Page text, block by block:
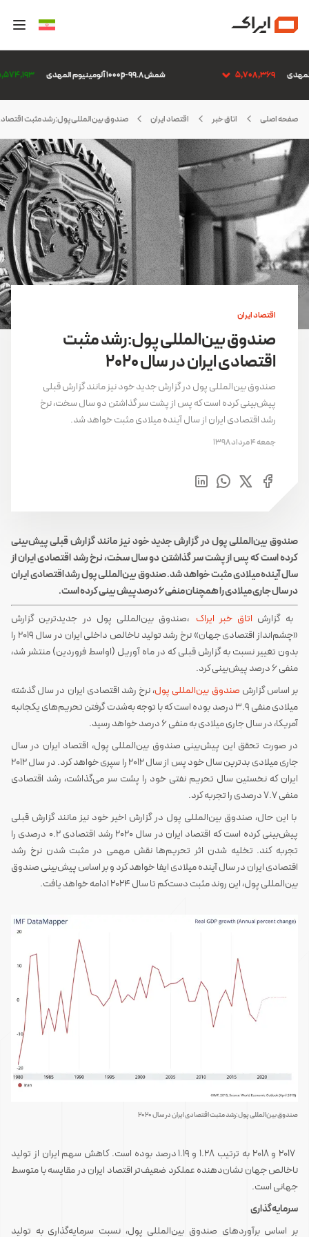
شمش 1000p-99.8 آلومینیوم المهدی 5,574,193 5,708,369
صفحه اصلی اتاق خبر اقتصاد ایران صندوق بین‌المللی پول:رشد مثبت اقتصادی
اقتصاد ایران
صندوق بین‌المللی پول:رشد مثبت
اقتصادی ایران در سال 2020
صندوق بین‌المللی پول در گزارش جدید خود نیز مانند گزارش قبلی
پیش‌بینی کرده است که پس از پشت سر گذاشتن دو سال سخت، نرخ
رشد اقتصادی ایران از سال آینده میلادی مثبت خواهد شد.
جمعه 4 مرداد 1398
صندوق بین‌المللی پول در گزارش جدید خود نیز مانند گزارش قبلی پیش‌بینی
کرده است که پس از پشت سر گذاشتن دو سال سخت، نرخ رشد اقتصادی ایران از
سال آینده میلادی مثبت خواهد شد. صندوق بین‌المللی پول رشد اقتصادی ایران
در سال جاری میلادی را همچنان منفی 6 درصد پیش بینی کرده است.
به گزارش اتاق خبر ایراک ،صندوق بین‌المللی پول در جدیدترین گزارش
«چشم‌انداز اقتصادی جهان» نرخ رشد تولید ناخالص داخلی ایران در سال 2019 را
بدون تغییر نسبت به گزارش قبلی که در ماه آوریل (اواسط فروردین) منتشر شد،
منفی 6 درصد پیش‌بینی کرد.
بر اساس گزارش صندوق بین‌المللی پول، نرخ رشد اقتصادی ایران در سال گذشته
میلادی منفی 3.9 درصد بوده است که با توجه به‌شدت گرفتن تحریم‌های یکجانبه
آمریکا، در سال جاری میلادی به منفی 6 درصد خواهد رسید.
در صورت تحقق این پیش‌بینی صندوق بین‌المللی پول، اقتصاد ایران در سال
جاری میلادی بدترین سال خود پس از سال 2012 را سپری خواهد کرد. در سال 2012
ایران که نخستین سال تحریم نفتی خود را پشت سر می‌گذاشت، رشد اقتصادی
منفی 7.7 درصدی را تجربه کرد.
با این حال، صندوق بین‌المللی پول در گزارش اخیر خود نیز مانند گزارش قبلی
پیش‌بینی کرده است که اقتصاد ایران در سال 2020 رشد اقتصادی 0.2 درصدی را
تجربه کند. تخلیه شدن اثر تحریم‌ها نقش مهمی در مثبت شدن نرخ رشد
اقتصادی ایران در سال آینده میلادی ایفا خواهد کرد و بر اساس پیش‌بینی صندوق
بین‌المللی پول، این روند مثبت دست‌کم تا سال 2024 ادامه خواهد یافت.
صندوق بین‌المللی پول:رشد مثبت اقتصادی ایران در سال 2020
2017 و 2018 به ترتیب 1.28 و 1.19 درصد بوده است. کاهش سهم ایران از تولید
ناخالص جهان نشان‌دهنده عملکرد ضعیف‌تر اقتصاد ایران در مقایسه با متوسط
جهانی است.
سرمایه‌گذاری
بر اساس برآوردهای صندوق بین‌المللی پول، نسبت سرمایه‌گذاری به تولید